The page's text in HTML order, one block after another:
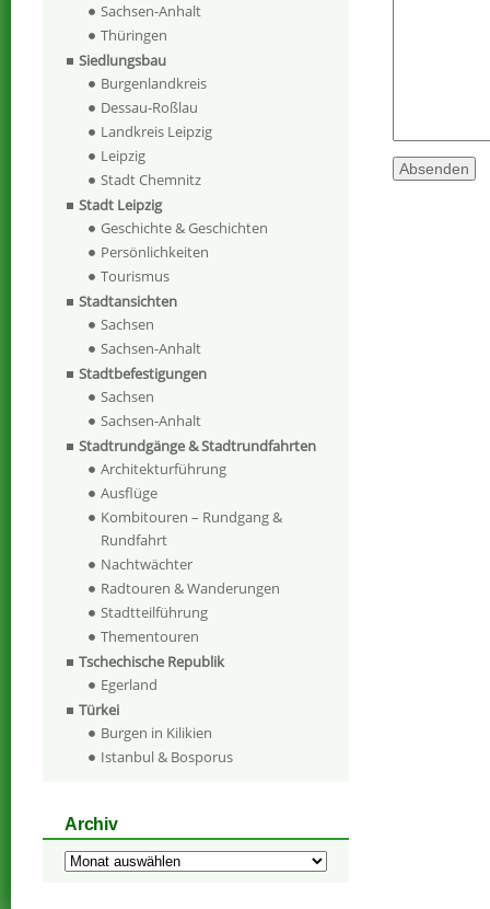
Sachsen-Anhalt
Thüringen
Siedlungsbau
Burgenlandkreis
Dessau-Roßlau
Landkreis Leipzig
Leipzig
Stadt Chemnitz
Stadt Leipzig
Geschichte & Geschichten
Persönlichkeiten
Tourismus
Stadtansichten
Sachsen
Sachsen-Anhalt
Stadtbefestigungen
Sachsen
Sachsen-Anhalt
Stadtrundgänge & Stadtrundfahrten
Architekturführung
Ausflüge
Kombitouren – Rundgang &
Rundfahrt
Nachtwächter
Radtouren & Wanderungen
Stadtteilführung
Thementouren
Tschechische Republik
Egerland
Türkei
Burgen in Kilikien
Istanbul & Bosporus
Archiv
Archiv